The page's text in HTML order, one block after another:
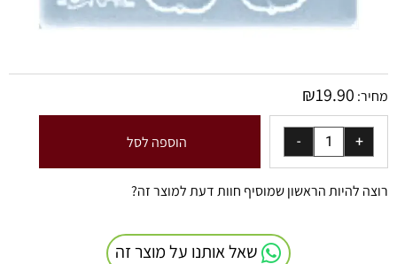
מחיר: ₪19.90
הוספה לסל
רוצה להיות הראשון שמוסיף חוות דעת למוצר זה?
שאל אותנו על מוצר זה